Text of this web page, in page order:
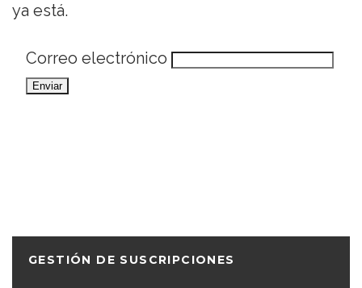
ya está.
Correo electrónico
GESTIÓN DE SUSCRIPCIONES